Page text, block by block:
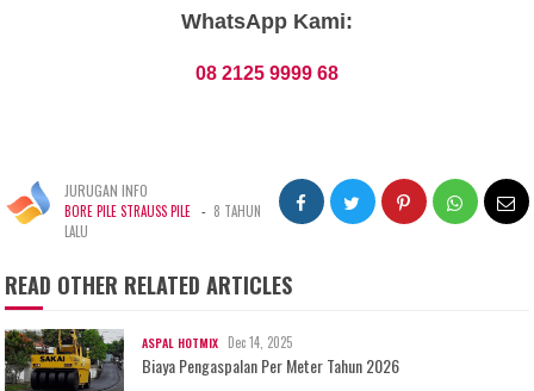
WhatsApp Kami:
08 2125 9999 68
JURUGAN INFO
BORE PILE STRAUSS PILE - 8 TAHUN
LALU
READ OTHER RELATED ARTICLES
ASPAL HOTMIX Dec 14, 2025
Biaya Pengaspalan Per Meter Tahun 2026